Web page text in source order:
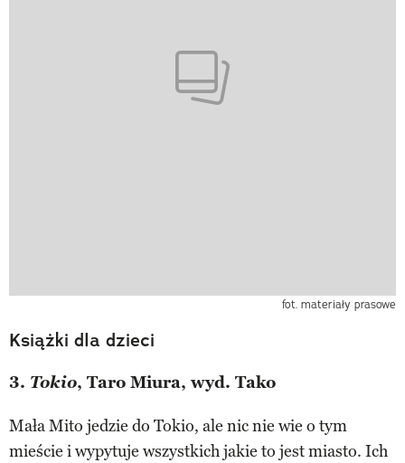
fot. materiały prasowe
Książki dla dzieci
3. Tokio, Taro Miura, wyd. Tako
Mała Mito jedzie do Tokio, ale nic nie wie o tym
mieście i wypytuje wszystkich jakie to jest miasto. Ich